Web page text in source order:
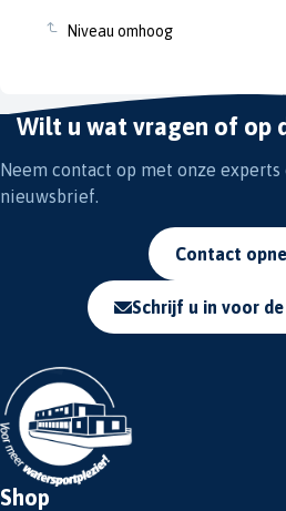
Niveau omhoog
Wilt u wat vragen of op
Neem contact op met onze
nieuwsbrief.
Contact
Schrijf u in voor
Shop